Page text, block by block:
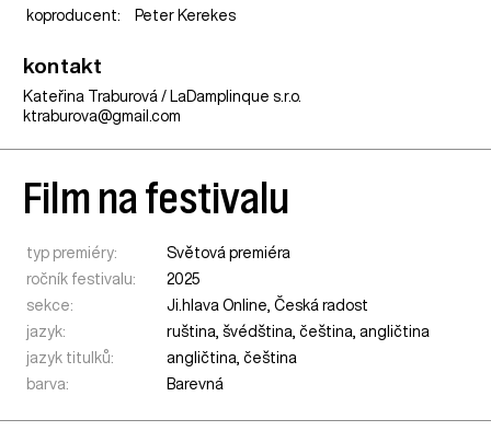
koproducent:
Peter Kerekes
kontakt
Kateřina Traburová / LaDamplinque s.r.o.
ktraburova@gmail.com
Film na festivalu
typ premiéry:
Světová premiéra
ročník festivalu:
2025
sekce:
Ji.hlava Online,Česká radost
jazyk:
ruština, švédština, čeština, angličtina
jazyk titulků:
angličtina, čeština
barva:
Barevná